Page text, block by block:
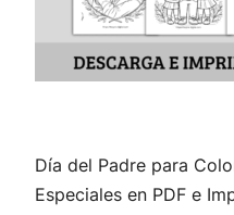
Día del Padre para
Especiales en PDF e